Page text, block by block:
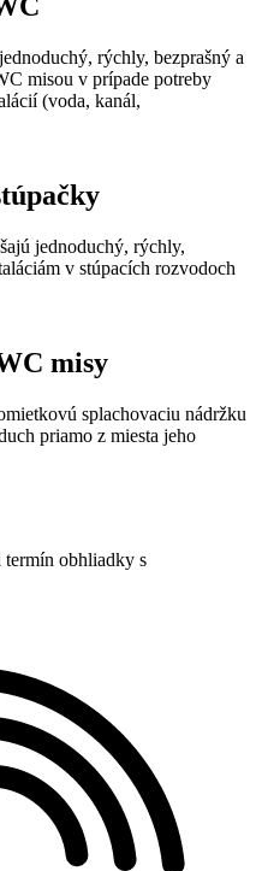
rýchly, bezprašný a
misou v prípade potreby
(voda, kanál,
jednoduchý, rýchly,
v stúpacích rozvodoch
misy
splachovaciu nádržku
priamo z miesta jeho
obhliadky s